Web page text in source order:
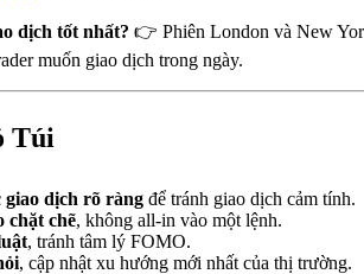
dịch tốt nhất? 👉 Phiên London và New
muốn giao dịch trong ngày.
Túi
giao dịch rõ ràng để tránh giao dịch cảm tính.
chặt chẽ, không all-in vào một lệnh.
, tránh tâm lý FOMO.
, cập nhật xu hướng mới nhất của thị trường.